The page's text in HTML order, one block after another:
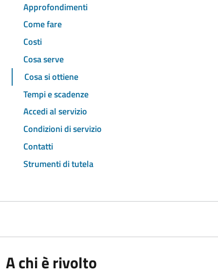
Approfondimenti
Come fare
Costi
Cosa serve
Cosa si ottiene
Tempi e scadenze
Accedi al servizio
Condizioni di servizio
Contatti
Strumenti di tutela
A chi è rivolto